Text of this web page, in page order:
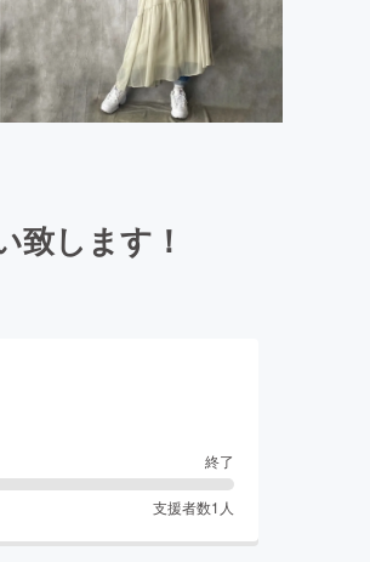
致します！
終了
支援者数1 人